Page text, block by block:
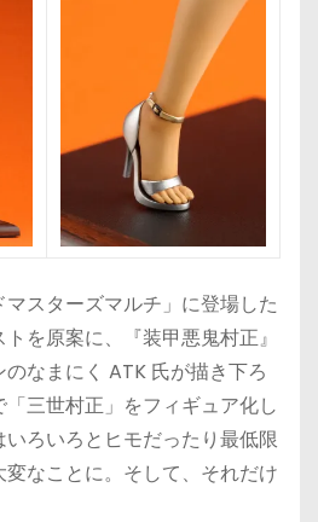
マスターズマルチ」に登場した
トを原案に、『装甲悪鬼村正』
なまにく ATK 氏が描き下ろ
三世村正」をフィギュア化し
ろいろとヒモだったり最低限
なことに。そして、それだけ